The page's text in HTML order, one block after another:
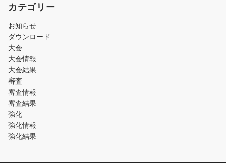
カテゴリー
お知らせ
ダウンロード
大会
大会情報
大会結果
審査
審査情報
審査結果
強化
強化情報
強化結果